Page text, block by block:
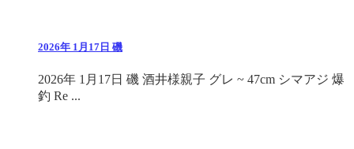
2026年 1月17日 磯
2026年 1月17日 磯 酒井様親子 グレ ~ 47cm シマアジ 爆
釣 Re ...